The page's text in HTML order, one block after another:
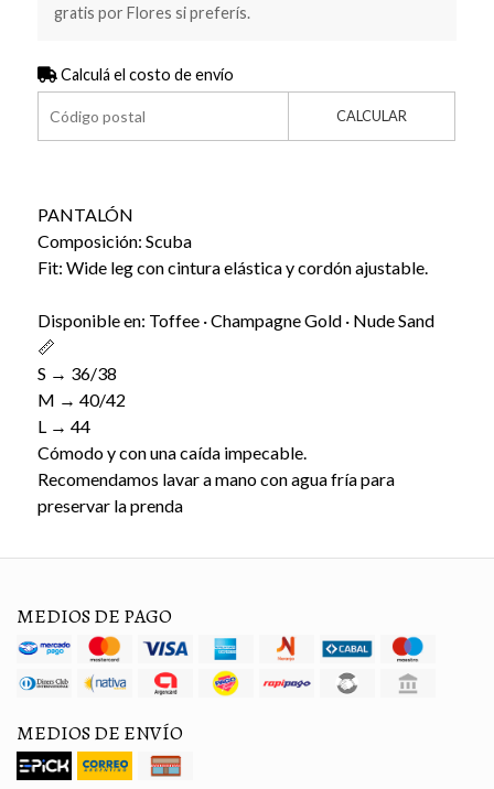
gratis por Flores si preferís.
Calculá el costo de envío
CALCULAR
PANTALÓN
Composición: Scuba
Fit: Wide leg con cintura elástica y cordón ajustable.
Disponible en: Toffee · Champagne Gold · Nude Sand
📏
S → 36/38
M → 40/42
L → 44
Cómodo y con una caída impecable.
Recomendamos lavar a mano con agua fría para
preservar la prenda
MEDIOS DE PAGO
MEDIOS DE ENVÍO